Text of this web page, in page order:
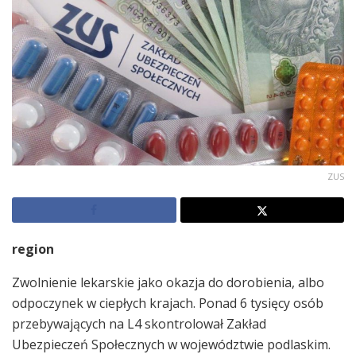
ZUS
region
Zwolnienie lekarskie jako okazja do dorobienia, albo
odpoczynek w ciepłych krajach. Ponad 6 tysięcy osób
przebywających na L4 skontrolował Zakład
Ubezpieczeń Społecznych w województwie podlaskim.